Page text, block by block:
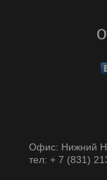
Офис: Нижний
тел: + 7 (831)